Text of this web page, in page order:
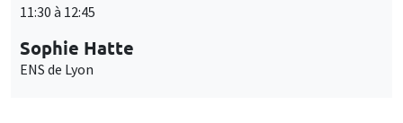
11:30 à 12:45
Sophie Hatte
ENS de Lyon